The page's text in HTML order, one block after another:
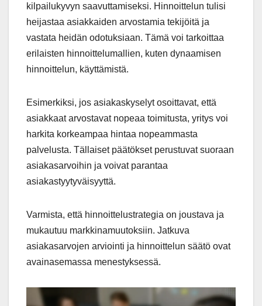
kilpailukyvyn saavuttamiseksi. Hinnoittelun tulisi
heijastaa asiakkaiden arvostamia tekijöitä ja
vastata heidän odotuksiaan. Tämä voi tarkoittaa
erilaisten hinnoittelumallien, kuten dynaamisen
hinnoittelun, käyttämistä.
Esimerkiksi, jos asiakaskyselyt osoittavat, että
asiakkaat arvostavat nopeaa toimitusta, yritys voi
harkita korkeampaa hintaa nopeammasta
palvelusta. Tällaiset päätökset perustuvat suoraan
asiakasarvoihin ja voivat parantaa
asiakastyytyväisyyttä.
Varmista, että hinnoittelustrategia on joustava ja
mukautuu markkinamuutoksiin. Jatkuva
asiakasarvojen arviointi ja hinnoittelun säätö ovat
avainasemassa menestyksessä.